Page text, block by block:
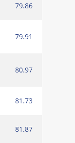
79.86
79.91
80.97
81.73
81.87